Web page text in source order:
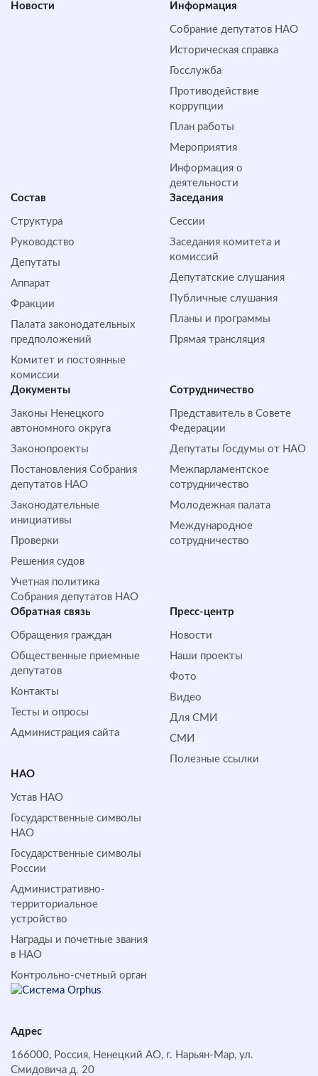
Новости Информация
Собрание депутатов НАО
Историческая справка
Госслужба
Противодействие
коррупции
План работы
Мероприятия
Информация о
деятельности
Состав
Структура
Руководство
Депутаты
Аппарат
Фракции
Палата законодательных
предположений
Комитет и постоянные
комиссии
Заседания
Сессии
Заседания комитета и
комиссий
Депутатские слушания
Публичные слушания
Планы и программы
Прямая трансляция
Документы
Законы Ненецкого
автономного округа
Законопроекты
Постановления Собрания
депутатов НАО
Законодательные
инициативы
Проверки
Решения судов
Учетная политика
Собрания депутатов НАО
Сотрудничество
Представитель в Совете
Федерации
Депутаты Госдумы от НАО
Межпарламентское
сотрудничество
Молодежная палата
Международное
сотрудничество
Обратная cвязь
Обращения граждан
Общественные приемные
депутатов
Контакты
Тесты и опросы
Администрация сайта
Пресс-центр
Новости
Наши проекты
Фото
Видео
Для СМИ
СМИ
Полезные ссылки
НАО
Устав НАО
Государственные символы
НАО
Государственные символы
России
Административно-
территориальное
устройство
Награды и почетные звания
в НАО
Контрольно-счетный орган
Адрес
166000, Россия, Ненецкий АО, г. Нарьян-Мар, ул.
Смидовича д. 20